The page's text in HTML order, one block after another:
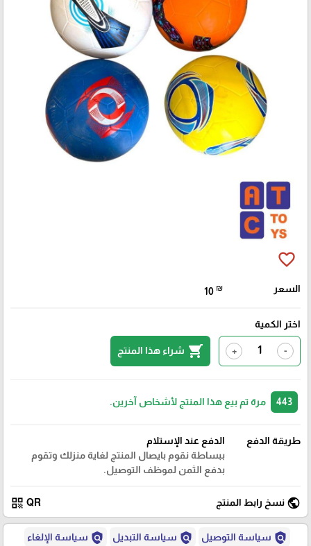
favorite_border
السعر 10 ₪
اختر الكمية
-
+
shopping_cart شراء هذا المنتج
مرة تم بيع هذا المنتج لأشخاص آخرين.
طريقة الدفع
الدفع عند الإستلام
ببساطة نقوم بايصال المنتج لغاية منزلك وتقوم
بدفع الثمن لموظف التوصيل.
public نسخ رابط المنتج QR
qr_code
policy سياسة التوصيل policy سياسة التبديل policy سياسة الإلغاء